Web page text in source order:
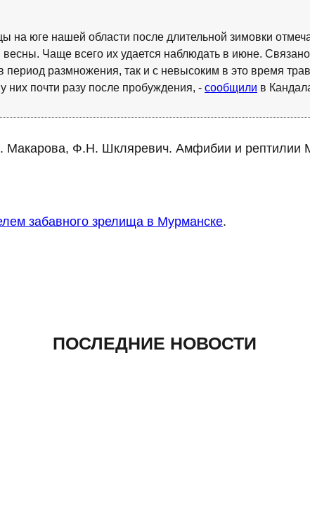
юге нашей области после длительной зимовки
Чаще всего их удается наблюдать в июне.
размножения, так и с невысоким в это время
них почти разу после пробуждения, - сообщили в
Макарова, Ф.Н. Шкляревич. Амфибии и рептилии
забавного зрелища в Мурманске.
ПОСЛЕДНИЕ НОВОСТИ